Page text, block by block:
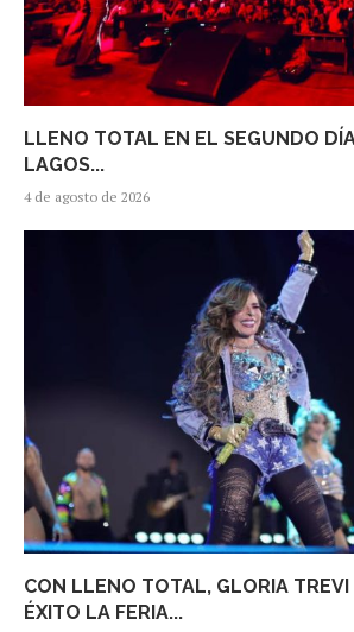
LLENO TOTAL EN EL SEGUNDO
LAGOS...
4 de agosto de 2026
CON LLENO TOTAL, GLORIA
ÉXITO LA FERIA...